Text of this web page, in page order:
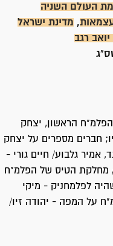
העולם השניה
, מדינת ישראל
רגב
מפקד הפלמ"ח הראשון, יצחק
חברים מספרים על יצחק
אמיר גלבוע/ חיים גורי -
מחלקת הטיס של הפלמ"ח
לפלמחניק - מיקי
על המפה - יהודה זיו/